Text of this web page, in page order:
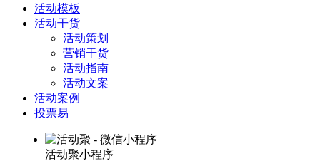
活动模板
活动干货
活动策划
营销干货
活动指南
活动文案
活动案例
投票易
活动聚小程序